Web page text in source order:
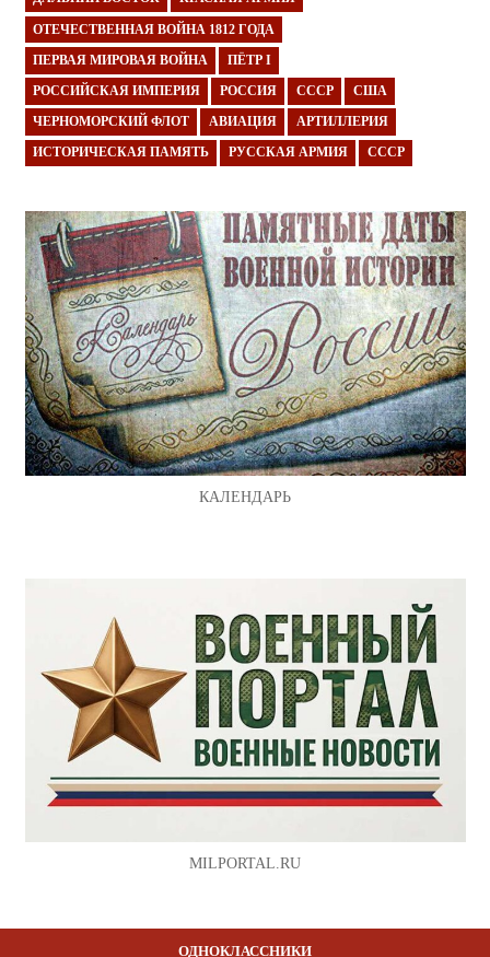
ОТЕЧЕСТВЕННАЯ ВОЙНА 1812 ГОДА
ПЕРВАЯ МИРОВАЯ ВОЙНА ПЁТР I
РОССИЙСКАЯ ИМПЕРИЯ РОССИЯ СССР США
ЧЕРНОМОРСКИЙ ФЛОТ АВИАЦИЯ АРТИЛЛЕРИЯ
ИСТОРИЧЕСКАЯ ПАМЯТЬ РУССКАЯ АРМИЯ СССР
КАЛЕНДАРЬ
MILPORTAL.RU
ОДНОКЛАССНИКИ